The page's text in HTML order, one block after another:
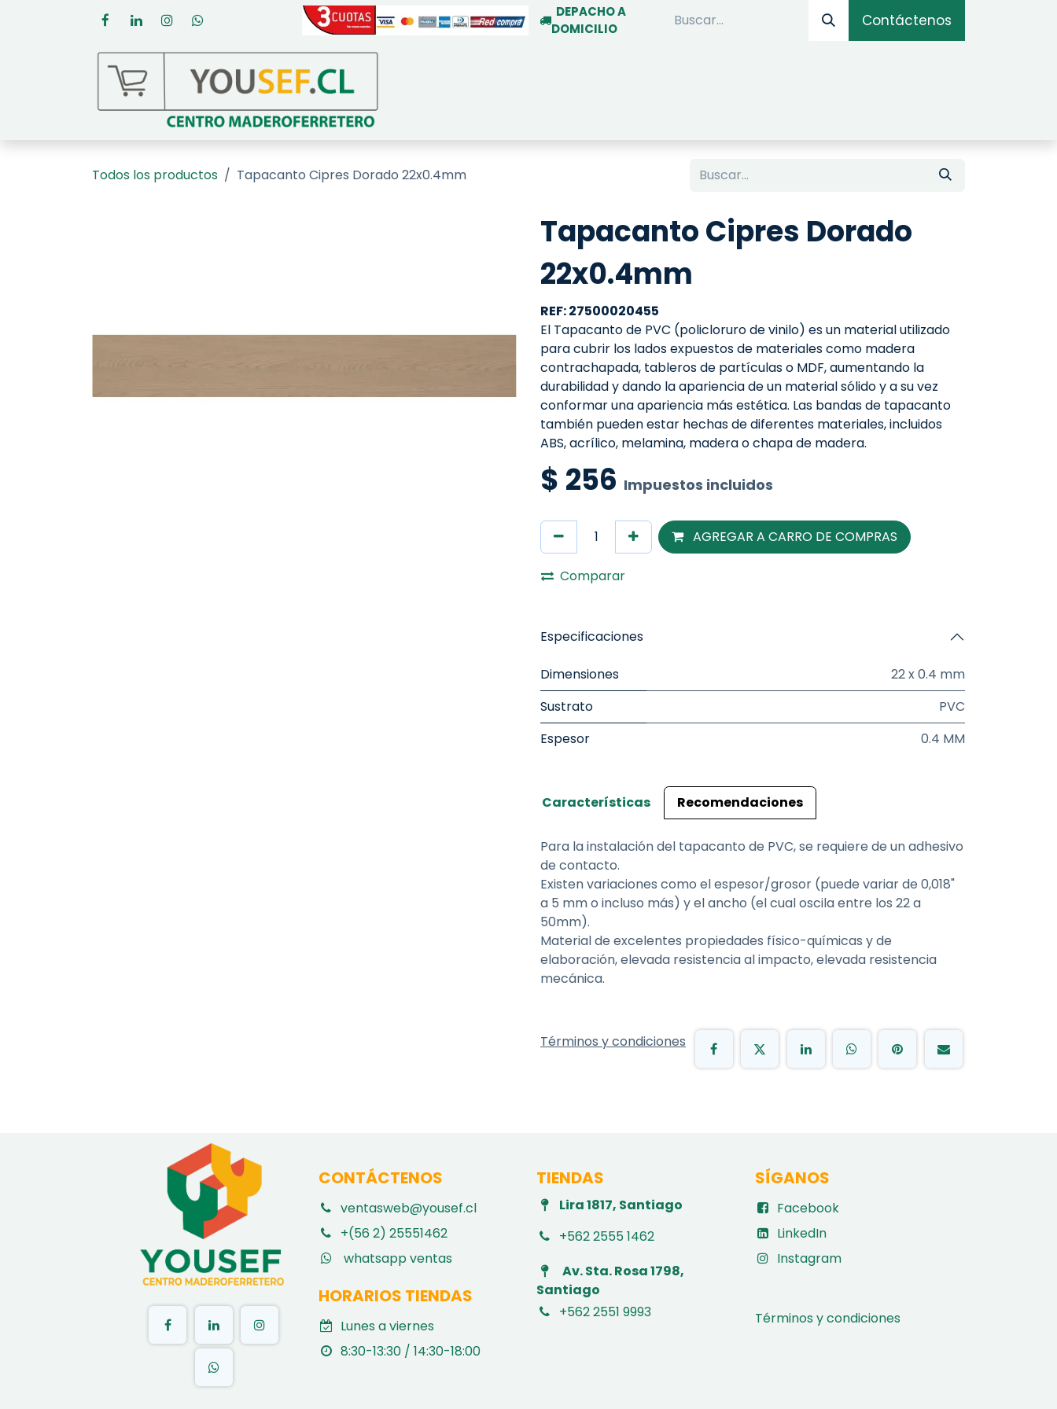
DEPACHO A
DOMICILIO
Contáctenos
Todos los productos Tapacanto Cipres Dorado 22x0.4mm
Tapacanto Cipres Dorado
22x0.4mm
REF: 27500020455
El Tapacanto de PVC (policloruro de vinilo) es un material utilizado
para cubrir los lados expuestos de materiales como madera
contrachapada, tableros de partículas o MDF, aumentando la
durabilidad y dando la apariencia de un material sólido y a su vez
conformar una apariencia más estética. Las bandas de tapacanto
también pueden estar hechas de diferentes materiales, incluidos
ABS, acrílico, melamina, madera o chapa de madera.
$ 256 Impuestos incluidos
AGREGAR A CARRO DE COMPRAS
Comparar
Especificaciones
Dimensiones
22 x 0.4 mm
Sustrato
PVC
Espesor
0.4 MM
Características Recomendaciones
Para la instalación del tapacanto de PVC, se requiere de un adhesivo
de contacto.
Existen variaciones como el espesor/grosor (puede variar de 0,018"
a 5 mm o incluso más) y el ancho (el cual oscila entre los 22 a
50mm).
Material de excelentes propiedades físico-químicas y de
elaboración, elevada resistencia al impacto, elevada resistencia
mecánica.
Términos y condiciones
CONTÁCTENOS
ventasweb@yousef.cl
+(56 2) 25551462
whatsapp ventas
HORARIOS TIENDAS
Lunes a viernes
8:30-13:30 / 14:30-18:00
TIENDAS
Lira 1817, Santiago
+562 2555 1462
Av. Sta. Rosa 1798,
Santiago
+562 2551 9993
SÍGANOS
Facebook
LinkedIn
Instagram
Términos y condiciones